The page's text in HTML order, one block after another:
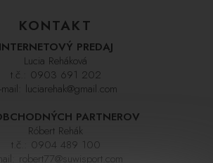
KONTAKT
INTERNETOVÝ PREDAJ
Lucia Reháková
t.č.: 0903 691 202
luciarehak@gmail.com
PARTNEROV
Róbert Rehák
t.č.: 0904 489 100
robert77@suwisport.com